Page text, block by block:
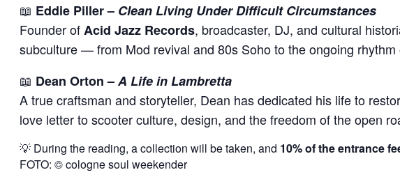
📖 Eddie Piller – Clean Living Under Difficult Circumstances
Founder ofAcid Jazz Records, broadcaster, DJ, and cultural
subculture — from Mod revival and 80s Soho to the ongoing rhythm
📖 Dean Orton –A Life in Lambretta
A true craftsman and storyteller, Dean has dedicated his life to
love letter to scooter culture, design, and the freedom of the open
💡 During the reading, a collection will be taken, and 10% of the entrance
FOTO: © cologne soul weekender